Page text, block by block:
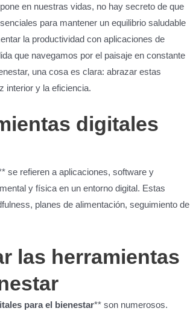
en nuestras vidas, no hay secreto de que
para mantener un equilibrio saludable
la productividad con aplicaciones de
que navegamos por el paisaje en constante
una cosa es clara: abrazar estas
interior y la eficiencia.
digitales
se refieren a aplicaciones, software y
y física en un entorno digital. Estas
planes de alimentación, seguimiento de
las herramientas
para el bienestar** son numerosos.